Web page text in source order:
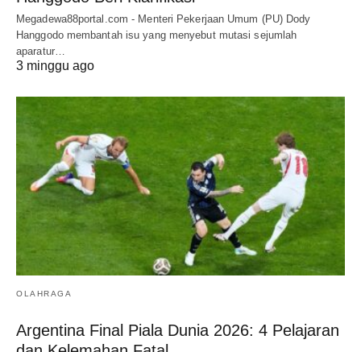
Megadewa88portal.com - Menteri Pekerjaan Umum (PU) Dody
Hanggodo membantah isu yang menyebut mutasi sejumlah
aparatur…
3 minggu ago
OLAHRAGA
Argentina Final Piala Dunia 2026: 4 Pelajaran